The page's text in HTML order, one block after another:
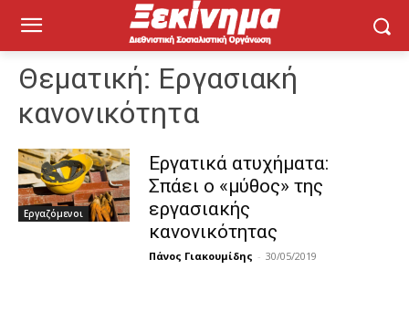
Θεματική: Εργασιακή
κανονικότητα
Εργαζόμενοι
Εργατικά ατυχήματα:
Σπάει ο «μύθος» της
εργασιακής
κανονικότητας
Πάνος Γιακουμίδης - 30/05/2019